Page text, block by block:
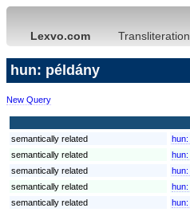
Lexvo.com Transliteration
hun: példány
New Query
semantically related
hun:
semantically related
hun:
semantically related
hun:
semantically related
hun:
semantically related
hun: